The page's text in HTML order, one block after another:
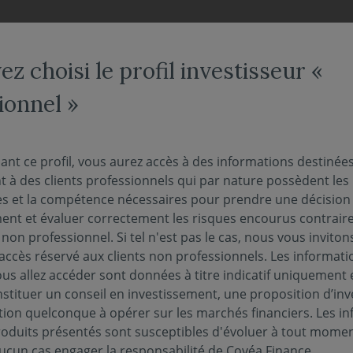
Entreprises I(D)
liquidative au 06/08/2026 :109.47€
PUBLICATIONS EN MATIÈRE DE DURABILITÉ
choisi le profil investisseur «
»
ce profil, vous aurez accès à des informations destinées
à des clients professionnels qui par nature possèdent les
et la compétence nécessaires pour prendre une décision
et évaluer correctement les risques encourus
non professionnel. Si tel n'est pas le cas, nous vous
réservé aux clients non professionnels. Les
allez accéder sont données à titre indicatif uniquement
un conseil en investissement, une proposition
quelconque à opérer sur les marchés financiers. Les
présentés sont susceptibles d'évoluer à tout